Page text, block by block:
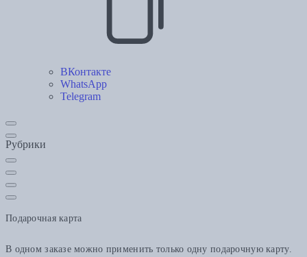
ВКонтакте
WhatsApp
Telegram
Рубрики
Подарочная карта
В одном заказе можно применить только одну подарочную карту.